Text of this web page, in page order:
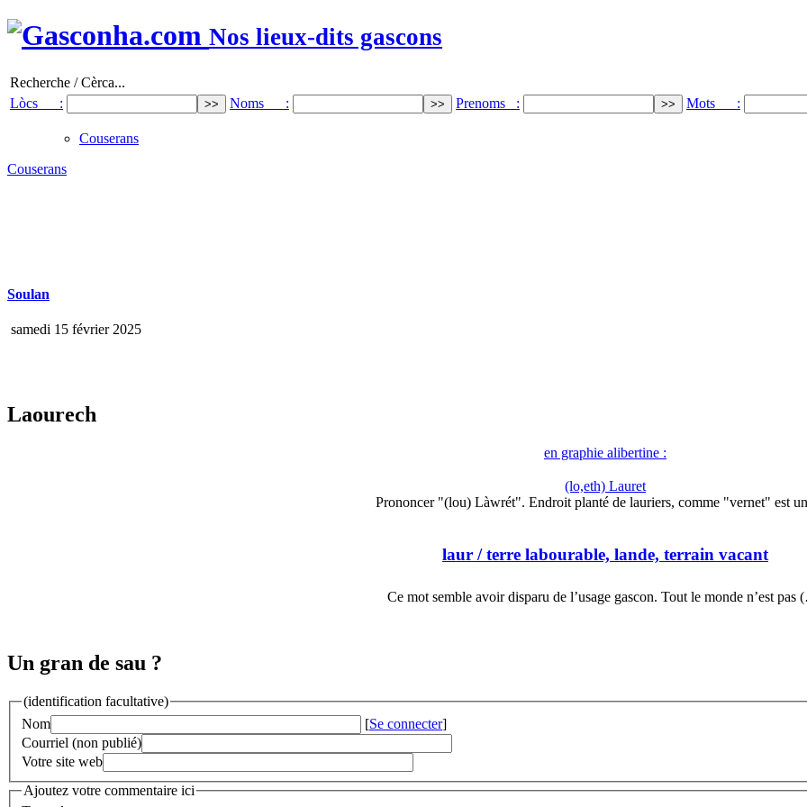
Nos lieux-dits gascons
Recherche / Cèrca...
Lòcs :
Noms : Prenoms : Mots :
Couserans
Couserans
Soulan
samedi 15 février 2025
Laourech
en graphie alibertine :
(lo,eth) Lauret
Prononcer "(lou) Làwrét". Endroit planté de lauriers, comme "vernet" est
laur / terre labourable, lande, terrain vacant
Ce mot semble avoir disparu de l’usage gascon. Tout le monde n’est pas
Un gran de sau ?
(identification facultative)
Nom
[Se connecter]
Courriel (non publié)
Votre site web
Ajoutez votre commentaire ici